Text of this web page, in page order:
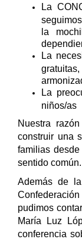
La
la
La
La
niños/as
Nuestra
construir una
familias
sentido común.
Además de
pudimos
María Luz
conferencia